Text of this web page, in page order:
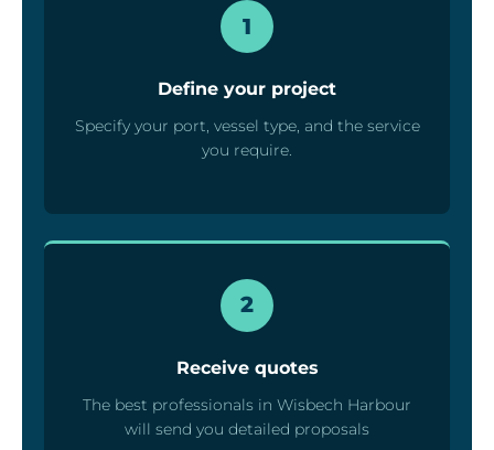
1
Define your project
Specify your port, vessel type, and the service
you require.
2
Receive quotes
The best professionals in Wisbech Harbour
will send you detailed proposals